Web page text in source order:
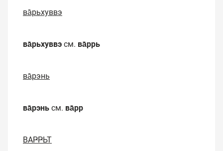
ва̄рьхуввэ
ва̄рьхуввэ см. ва̄ррь
ва̄рэнь
ва̄рэнь см. ва̄рр
ВАҎҎЬТ